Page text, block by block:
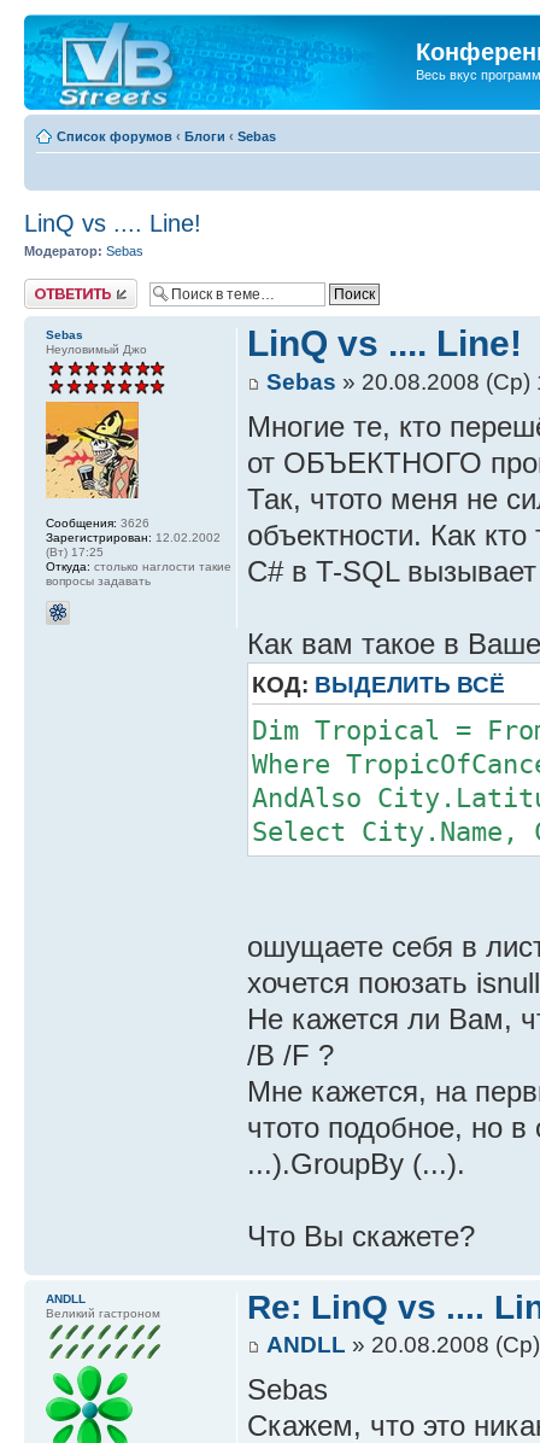
Весь вкус
Список форумов ‹ Блоги ‹ Sebas
LinQ vs .... Line!
Модератор: Sebas
Ответить
Sebas
Неуловимый Джо
Сообщения: 3626
Зарегистрирован: 12.02.2002
(Вт) 17:25
Откуда: столько наглости такие
вопросы задавать
LinQ vs .... Line!
Sebas » 20.08.2008 (Ср)
Многие те, кто
от ОБЪЕКТНОГО
Так, чтото меня не
объектности. Как
C# в T-SQL вызывает
Как вам такое в
КОД: ВЫДЕЛИТЬ ВСЁ
Dim Tropical =
Where
AndAlso
Select City.Name,
ошущаете себя в
хочется поюзать
Не кажется ли Вам,
/B /F ?
Мне кажется, на
чтото подобное, но
...).GroupBy (...).
Что Вы скажете?
ANDLL
Великий гастроном
Re: LinQ vs ....
ANDLL » 20.08.2008
Sebas
Скажем, что это